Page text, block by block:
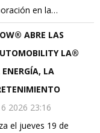
en la…
ABRE LAS
LA®
LA
2026 23:16
el jueves 19 de